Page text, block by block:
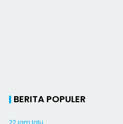
BERITA POPULER
22 jam lalu